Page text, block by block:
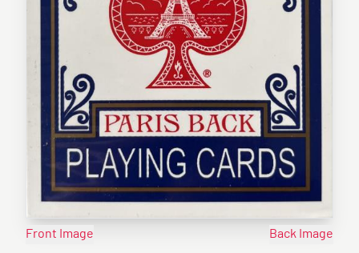
Front Image Back Image